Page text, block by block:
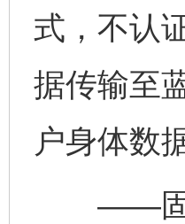
式，不认
据传输至
户身体数
——固件